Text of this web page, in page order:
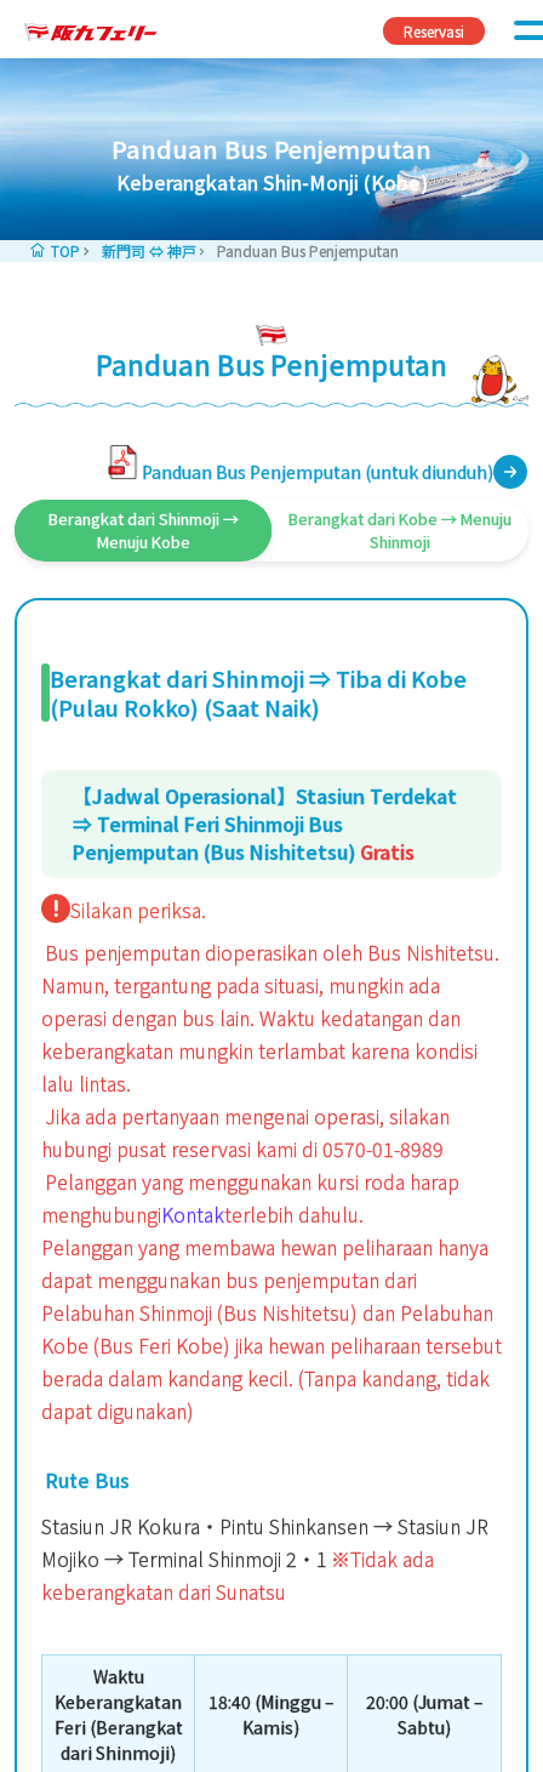
Reservasi
Panduan Bus Penjemputan
Keberangkatan Shin-Monji (Kobe)
TOP 新門司 ⇔ 神戸 Panduan Bus Penjemputan
Panduan Bus Penjemputan
Panduan Bus Penjemputan (untuk diunduh)
Berangkat dari Shinmoji →
Menuju Kobe
Berangkat dari Kobe → Menuju
Shinmoji
Berangkat dari Shinmoji ⇒ Tiba di Kobe
(Pulau Rokko) (Saat Naik)
【Jadwal Operasional】Stasiun Terdekat
⇒ Terminal Feri Shinmoji Bus
Penjemputan (Bus Nishitetsu) Gratis
Silakan periksa.
Bus penjemputan dioperasikan oleh Bus Nishitetsu.
Namun, tergantung pada situasi, mungkin ada
operasi dengan bus lain. Waktu kedatangan dan
keberangkatan mungkin terlambat karena kondisi
lalu lintas.
Jika ada pertanyaan mengenai operasi, silakan
hubungi pusat reservasi kami di 0570-01-8989
Pelanggan yang menggunakan kursi roda harap
menghubungiKontakterlebih dahulu.
Pelanggan yang membawa hewan peliharaan hanya
dapat menggunakan bus penjemputan dari
Pelabuhan Shinmoji (Bus Nishitetsu) dan Pelabuhan
Kobe (Bus Feri Kobe) jika hewan peliharaan tersebut
berada dalam kandang kecil. (Tanpa kandang, tidak
dapat digunakan)
Rute Bus
Stasiun JR Kokura・Pintu Shinkansen → Stasiun JR
Mojiko → Terminal Shinmoji 2・1 ※Tidak ada
keberangkatan dari Sunatsu
Waktu
Keberangkatan
Feri (Berangkat
dari Shinmoji)
18:40 (Minggu –
Kamis)
20:00 (Jumat –
Sabtu)